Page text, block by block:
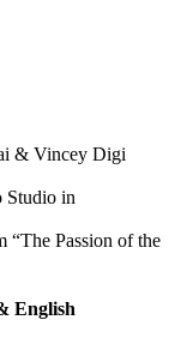
& Vincey Digi
Studio in
“The Passion of the
English